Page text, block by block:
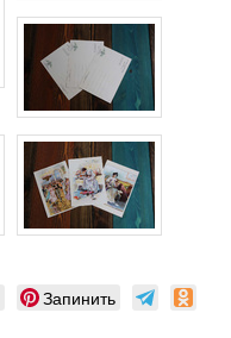
Запинить